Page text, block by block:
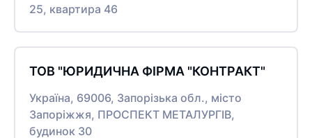
25, квартира 46
ТОВ "ЮРИДИЧНА ФІРМА "КОНТРАКТ"
Україна, 69006, Запорізька обл., місто
Запоріжжя, ПРОСПЕКТ МЕТАЛУРГІВ,
будинок 30